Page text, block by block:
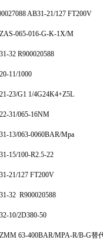
AB31-21/127 FT200V
065-016-G-K-1X/M
32 R900020588
11/1000
23/G1 1/4G24K4+Z5L
31/065-16NM
13/063-0060BAR/Mpa
15/100-R2.5-22
21/127 FT200V
32 R900020588
10/2D380-50
63-400BAR/MPA-R/B-G替